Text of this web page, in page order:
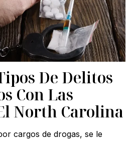
De Delitos
Con Las
North Carolina
cargos de drogas, se le